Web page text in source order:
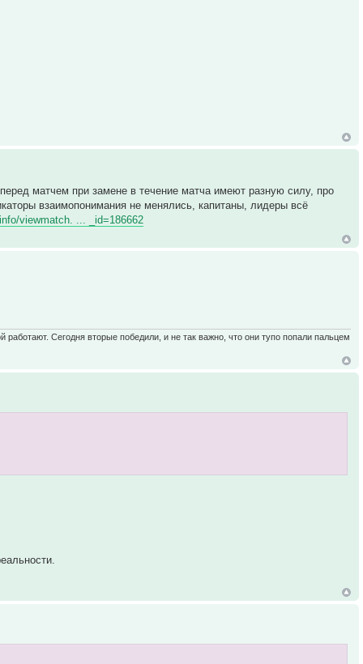
матчем при замене в течение матча имеют разную силу, про
взаимопонимания не менялись, капитаны, лидеры всё
viewmatch. ... _id=186662
Сегодня вторые победили, и не так важно, что они тупо попали пальцем